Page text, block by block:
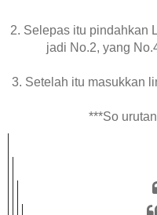
2. Selepas itu pindahkan
jadi No.2, yang
3. Setelah itu masukkan
***So